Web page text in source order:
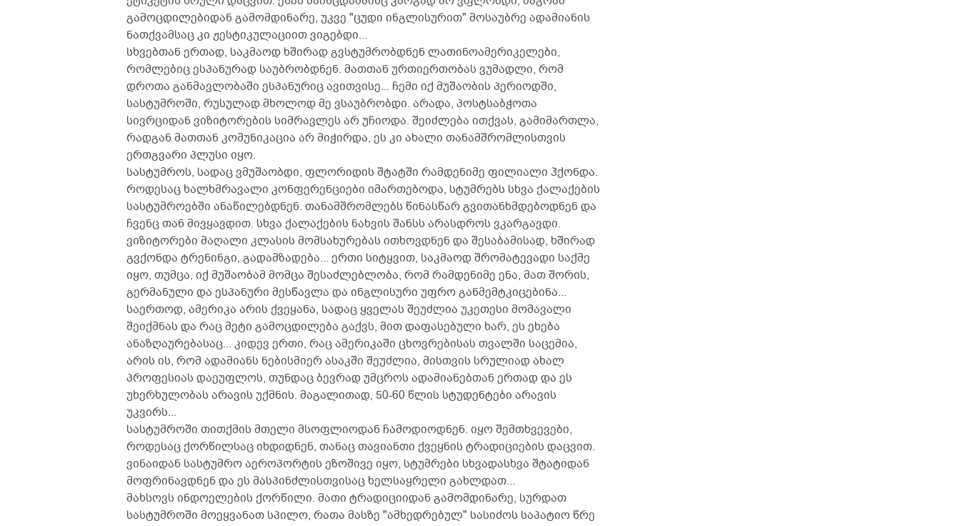
გამოცდილებიდან გამომდინარე, უკვე "ცუდი ინგლისურით" მოსაუბრე ადამიანის
ნათქვამსაც კი ჟესტიკულაციით ვიგებდი...
სხვებთან ერთად, საკმაოდ ხშირად გვსტუმრობდნენ ლათინოამერიკელები,
რომლებიც ესპანურად საუბრობდნენ. მათთან ურთიერთობას ვუმადლი, რომ
დროთა განმავლობაში ესპანურიც ავითვისე... ჩემი იქ მუშაობის პერიოდში,
სასტუმროში, რუსულად მხოლოდ მე ვსაუბრობდი. არადა, პოსტსაბჭოთა
სივრციდან ვიზიტორების სიმრავლეს არ უჩიოდა. შეიძლება ითქვას, გამიმართლა,
რადგან მათთან კომუნიკაცია არ მიჭირდა, ეს კი ახალი თანამშრომლისთვის
ერთგვარი პლუსი იყო.
სასტუმროს, სადაც ვმუშაობდი, ფლორიდის შტატში რამდენიმე ფილიალი ჰქონდა.
როდესაც ხალხმრავალი კონფერენციები იმართებოდა, სტუმრებს სხვა ქალაქების
სასტუმროებში ანაწილებდნენ. თანამშრომლებს წინასწარ გვითანხმდებოდნენ და
ჩვენც თან მივყავდით. სხვა ქალაქების ნახვის შანსს არასდროს ვკარგავდი.
ვიზიტორები მაღალი კლასის მომსახურებას ითხოვდნენ და შესაბამისად, ხშირად
გვქონდა ტრენინგი, გადამზადება... ერთი სიტყვით, საკმაოდ შრომატევადი საქმე
იყო, თუმცა, იქ მუშაობამ მომცა შესაძლებლობა, რომ რამდენიმე ენა, მათ შორის,
გერმანული და ესპანური მესწავლა და ინგლისური უფრო განმემტკიცებინა...
საერთოდ, ამერიკა არის ქვეყანა, სადაც ყველას შეუძლია უკეთესი მომავალი
შეიქმნას და რაც მეტი გამოცდილება გაქვს, მით დაფასებული ხარ, ეს ეხება
ანაზღაურებასაც... კიდევ ერთი, რაც ამერიკაში ცხოვრებისას თვალში საცემია,
არის ის, რომ ადამიანს ნებისმიერ ასაკში შეუძლია, მისთვის სრულიად ახალ
პროფესიას დაეუფლოს, თუნდაც ბევრად უმცროს ადამიანებთან ერთად და ეს
უხერხულობას არავის უქმნის. მაგალითად, 50-60 წლის სტუდენტები არავის
უკვირს...
სასტუმროში თითქმის მთელი მსოფლიოდან ჩამოდიოდნენ. იყო შემთხვევები,
როდესაც ქორწილსაც იხდიდნენ, თანაც თავიანთი ქვეყნის ტრადიციების დაცვით.
ვინაიდან სასტუმრო აეროპორტის ეზოშივე იყო, სტუმრები სხვადასხვა შტატიდან
მოფრინავდნენ და ეს მასპინძლისთვისაც ხელსაყრელი გახლდათ...
მახსოვს ინდოელების ქორწილი. მათი ტრადიციიდან გამომდინარე, სურდათ
სასტუმროში მოეყვანათ სპილო, რათა მასზე "ამხედრებულ" სასიძოს საპატიო წრე